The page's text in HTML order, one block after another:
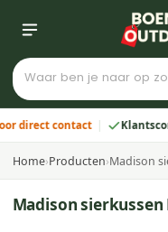
contact Klantscore
Home›Producten›Madison
Madison